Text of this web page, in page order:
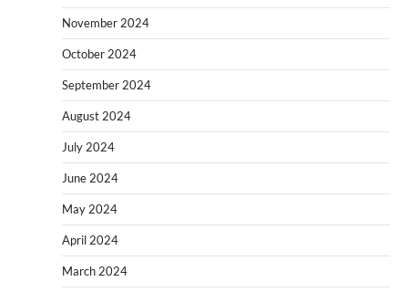
November 2024
October 2024
September 2024
August 2024
July 2024
June 2024
May 2024
April 2024
March 2024